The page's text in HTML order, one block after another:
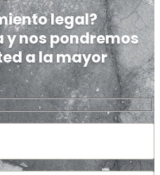
legal?
y nos pondremos
a la mayor